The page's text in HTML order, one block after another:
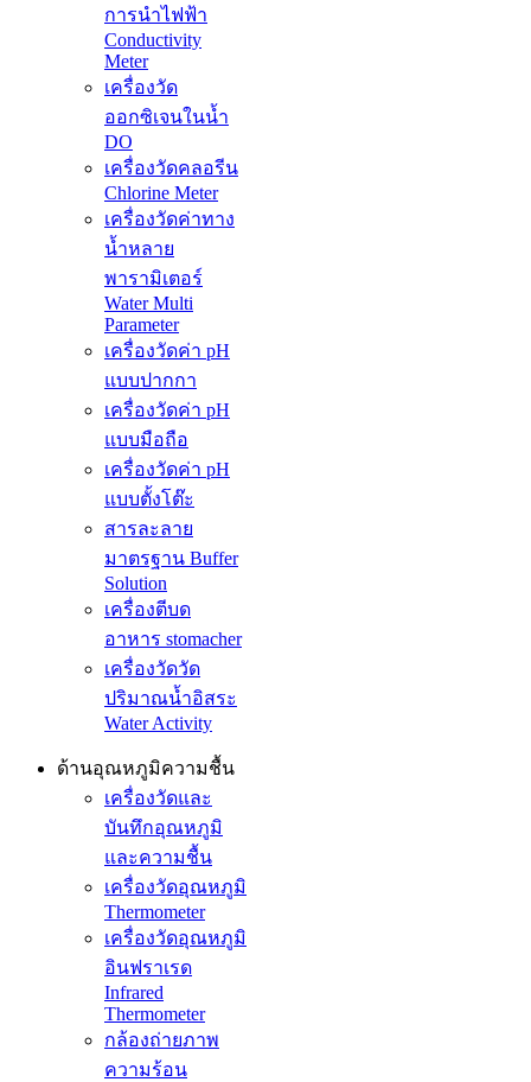
การนำไฟฟ้า
Conductivity
Meter
เครื่องวัด
ออกซิเจนในน้ำ
DO
เครื่องวัดคลอรีน
Chlorine Meter
เครื่องวัดค่าทาง
น้ำหลาย
พารามิเตอร์
Water Multi
Parameter
เครื่องวัดค่า pH
แบบปากกา
เครื่องวัดค่า pH
แบบมือถือ
เครื่องวัดค่า pH
แบบตั้งโต๊ะ
สารละลาย
มาตรฐาน Buffer
Solution
เครื่องตีบด
อาหาร stomacher
เครื่องวัดวัด
ปริมาณน้ำอิสระ
Water Activity
ด้านอุณหภูมิความชื้น
เครื่องวัดและ
บันทึกอุณหภูมิ
และความชื้น
เครื่องวัดอุณหภูมิ
Thermometer
เครื่องวัดอุณหภูมิ
อินฟราเรด
Infrared
Thermometer
กล้องถ่ายภาพ
ความร้อน